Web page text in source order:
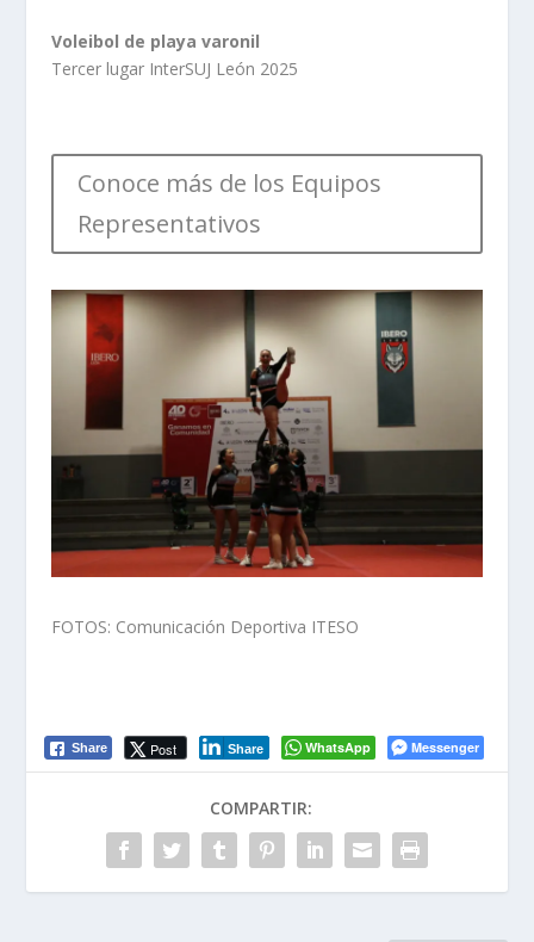
Voleibol de playa varonil
Tercer lugar InterSUJ León 2025
Conoce más de los Equipos
Representativos
FOTOS: Comunicación Deportiva ITESO
Share Post Share WhatsApp Messenger
COMPARTIR: